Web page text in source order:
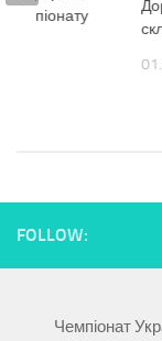
чемпіонату
FOLLOW:
Чемпіонат